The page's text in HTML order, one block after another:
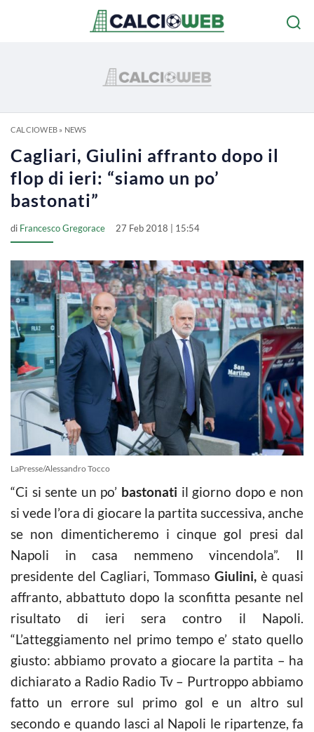
CALCIOWEB» NEWS
Cagliari, Giulini affranto dopo il
flop di ieri: “siamo un po’
bastonati”
di Francesco Gregorace 27 Feb 2018 | 15:54
LaPresse/Alessandro Tocco
“Ci si sente un po’ bastonati il giorno dopo e non
si vede l’ora di giocare la partita successiva, anche
se non dimenticheremo i cinque gol presi dal
Napoli in casa nemmeno vincendola”. Il
presidente del Cagliari, Tommaso Giulini, è quasi
affranto, abbattuto dopo la sconfitta pesante nel
risultato di ieri sera contro il Napoli.
“L’atteggiamento nel primo tempo e’ stato quello
giusto: abbiamo provato a giocare la partita – ha
dichiarato a Radio Radio Tv – Purtroppo abbiamo
fatto un errore sul primo gol e un altro sul
secondo e quando lasci al Napoli le ripartenze, fa